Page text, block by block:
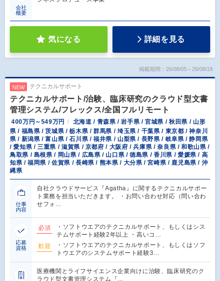
会社
概要
気になる 詳細を見る
掲載期間：26/08/05～26/08/18
NEW テクニカルサポート
テクニカルサポート/治験、臨床研究のクラウド型文書
管理システム/フレックス/全国フルリモート
400万円～549万円
北海道 / 青森県 / 岩手県 / 宮城県 / 秋田県 / 山形
県 / 福島県 / 茨城県 / 栃木県 / 群馬県 / 埼玉県 / 千葉県 / 東京都 / 神奈川
県 / 新潟県 / 富山県 / 石川県 / 福井県 / 山梨県 / 長野県 / 岐阜県 / 静岡県
/ 愛知県 / 三重県 / 滋賀県 / 京都府 / 大阪府 / 兵庫県 / 奈良県 / 和歌山県 /
鳥取県 / 島根県 / 岡山県 / 広島県 / 山口県 / 徳島県 / 香川県 / 愛媛県 / 高
知県 / 福岡県 / 佐賀県 / 長崎県 / 熊本県 / 大分県 / 宮崎県 / 鹿児島県 / 沖
縄県
仕事
内容
自社クラウドサービス『Agatha』に関するテクニカルサポー
ト業務を担当いただきます。 ・お問い合わせ対応（問い合わ
せフォ…
応募
資格
必須
・ソフトウエアのテクニカルサポート、もしくはシス
テムサポート経験2年以上 ・高いコ…
歓迎
・ソフトウエアのテクニカルサポート、もしくはソフ
トウエアのシステムサポート経験3…
医療機関とライフサイエンス企業向けに治験、臨床研究のク
ラウド型文書管理システム『…